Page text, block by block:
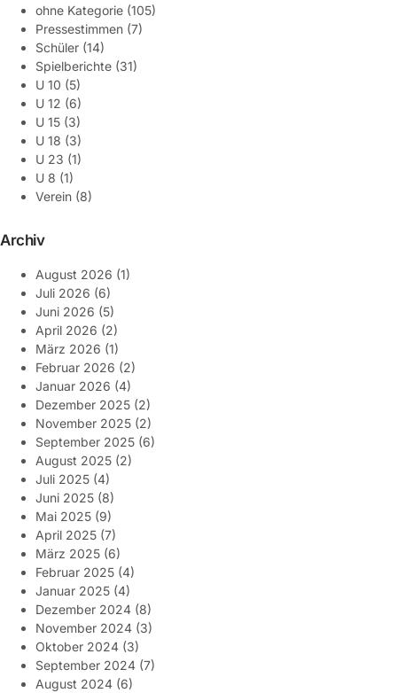
ohne Kategorie (105)
Pressestimmen (7)
Schüler (14)
Spielberichte (31)
U 10 (5)
U 12 (6)
U 15 (3)
U 18 (3)
U 23 (1)
U 8 (1)
Verein (8)
Archiv
August 2026 (1)
Juli 2026 (6)
Juni 2026 (5)
April 2026 (2)
März 2026 (1)
Februar 2026 (2)
Januar 2026 (4)
Dezember 2025 (2)
November 2025 (2)
September 2025 (6)
August 2025 (2)
Juli 2025 (4)
Juni 2025 (8)
Mai 2025 (9)
April 2025 (7)
März 2025 (6)
Februar 2025 (4)
Januar 2025 (4)
Dezember 2024 (8)
November 2024 (3)
Oktober 2024 (3)
September 2024 (7)
August 2024 (6)